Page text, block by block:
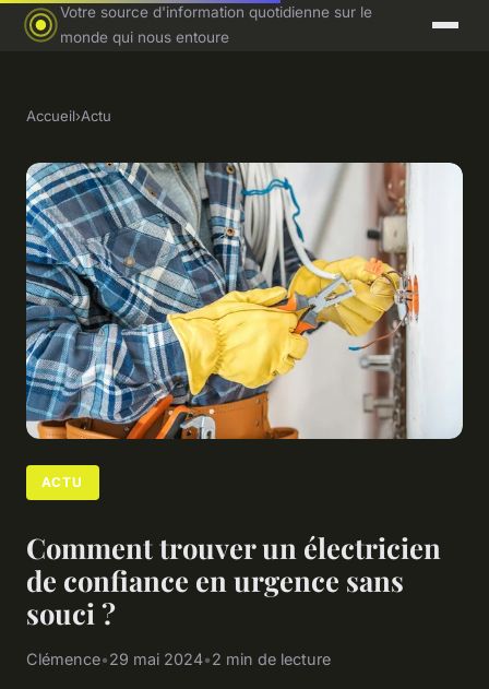
Votre source d'information quotidienne sur le
monde qui nous entoure
Accueil›Actu
ACTU
Comment trouver un électricien
de confiance en urgence sans
souci ?
Clémence•29 mai 2024•2 min de lecture